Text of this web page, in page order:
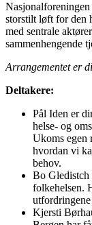
storstilt løft for den
med sentrale
sammenhengende
Arrangementet er
Deltakere:
Pål Iden er
helse- og
Ukoms egen
hvordan vi
behov.
Bo Gledistch
folkehelsen.
utfordringene
Kjersti